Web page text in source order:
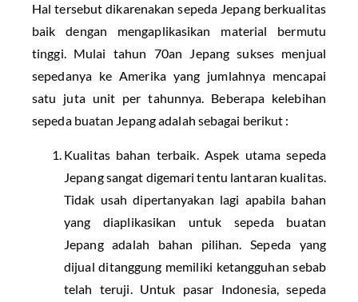
Hal tersebut dikarenakan sepeda Jepang berkualitas
baik dengan mengaplikasikan material bermutu
tinggi. Mulai tahun 70an Jepang sukses menjual
sepedanya ke Amerika yang jumlahnya mencapai
satu juta unit per tahunnya. Beberapa kelebihan
sepeda buatan Jepang adalah sebagai berikut :
Kualitas bahan terbaik. Aspek utama sepeda
Jepang sangat digemari tentu lantaran kualitas.
Tidak usah dipertanyakan lagi apabila bahan
yang diaplikasikan untuk sepeda buatan
Jepang adalah bahan pilihan. Sepeda yang
dijual ditanggung memiliki ketangguhan sebab
telah teruji. Untuk pasar Indonesia, sepeda